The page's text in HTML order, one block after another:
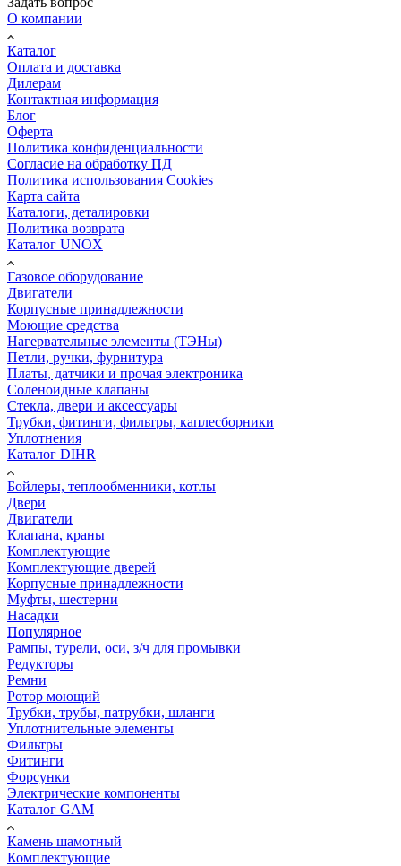
О компании
Каталог
Оплата и доставка
Дилерам
Контактная информация
Блог
Оферта
Политика конфиденциальности
Согласие на обработку ПД
Политика использования Cookies
Карта сайта
Каталоги, деталировки
Политика возврата
Каталог UNOX
Газовое оборудование
Двигатели
Корпусные принадлежности
Моющие средства
Нагервательные элементы (ТЭНы)
Петли, ручки, фурнитура
Платы, датчики и прочая электроника
Соленоидные клапаны
Стекла, двери и аксессуары
Трубки, фитинги, фильтры, каплесборники
Уплотнения
Каталог DIHR
Бойлеры, теплообменники, котлы
Двери
Двигатели
Клапана, краны
Комплектующие
Комплектующие дверей
Корпусные принадлежности
Муфты, шестерни
Насадки
Популярное
Рампы, турели, оси, з/ч для промывки
Редукторы
Ремни
Ротор моющий
Трубки, трубы, патрубки, шланги
Уплотнительные элементы
Фильтры
Фитинги
Форсунки
Электрические компоненты
Каталог GAM
Камень шамотный
Комплектующие